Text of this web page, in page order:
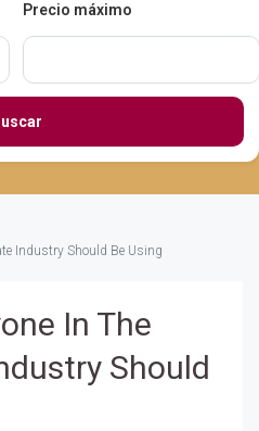
Precio máximo
Industry Should Be Using
In The
Should